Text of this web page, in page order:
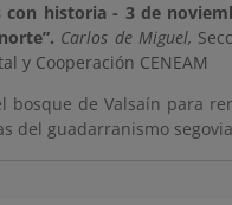
con historia - 3 de
Carlos de Miguel,
y Cooperación CENEAM
bosque de Valsaín para
del guadarranismo